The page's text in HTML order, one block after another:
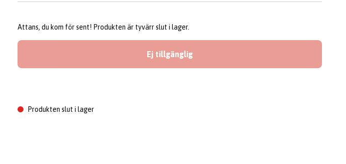
Attans, du kom för sent! Produkten är tyvärr slut i lager.
Ej tillgänglig
Produkten slut i lager